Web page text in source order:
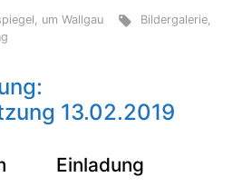
, um Wallgau Bildergalerie,
13.02.2019
Einladung